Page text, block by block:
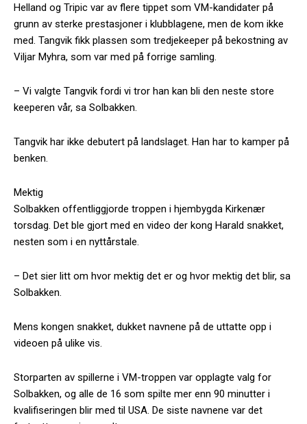
Helland og Tripic var av flere tippet som VM-kandidater på
grunn av sterke prestasjoner i klubblagene, men de kom ikke
med. Tangvik fikk plassen som tredjekeeper på bekostning av
Viljar Myhra, som var med på forrige samling.
– Vi valgte Tangvik fordi vi tror han kan bli den neste store
keeperen vår, sa Solbakken.
Tangvik har ikke debutert på landslaget. Han har to kamper på
benken.
Mektig
Solbakken offentliggjorde troppen i hjembygda Kirkenær
torsdag. Det ble gjort med en video der kong Harald snakket,
nesten som i en nyttårstale.
– Det sier litt om hvor mektig det er og hvor mektig det blir, sa
Solbakken.
Mens kongen snakket, dukket navnene på de uttatte opp i
videoen på ulike vis.
Storparten av spillerne i VM-troppen var opplagte valg for
Solbakken, og alle de 16 som spilte mer enn 90 minutter i
kvalifiseringen blir med til USA. De siste navnene var det